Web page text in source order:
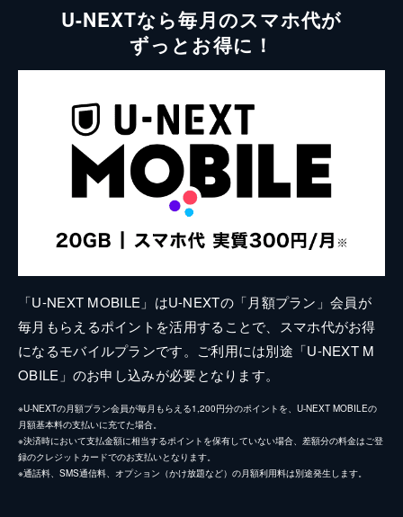
U-NEXTなら毎月のスマホ代が
ずっとお得に！
「U-NEXT MOBILE」はU-NEXTの「月額プラン」会員が
毎月もらえるポイントを活用することで、スマホ代がお得
になるモバイルプランです。ご利用には別途「U-NEXT M
OBILE」のお申し込みが必要となります。
※U-NEXTの月額プラン会員が毎月もらえる1,200円分のポイントを、U-NEXT MOBILEの
月額基本料の支払いに充てた場合。
※決済時において支払金額に相当するポイントを保有していない場合、差額分の料金はご登
録のクレジットカードでのお支払いとなります。
※通話料、SMS通信料、オプション（かけ放題など）の月額利用料は別途発生します。